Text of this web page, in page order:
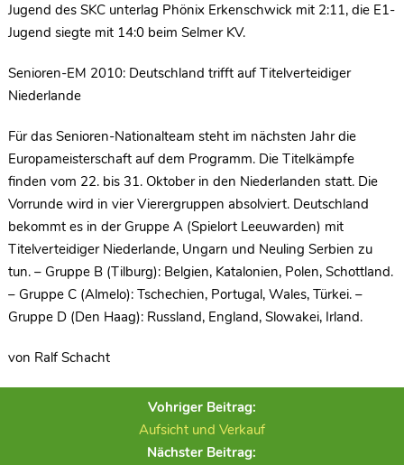
Jugend des SKC unterlag Phönix Erkenschwick mit 2:11, die E1-
Jugend siegte mit 14:0 beim Selmer KV.
Senioren-EM 2010: Deutschland trifft auf Titelverteidiger
Niederlande
Für das Senioren-Nationalteam steht im nächsten Jahr die
Europameisterschaft auf dem Programm. Die Titelkämpfe
finden vom 22. bis 31. Oktober in den Niederlanden statt. Die
Vorrunde wird in vier Vierergruppen absolviert. Deutschland
bekommt es in der Gruppe A (Spielort Leeuwarden) mit
Titelverteidiger Niederlande, Ungarn und Neuling Serbien zu
tun. – Gruppe B (Tilburg): Belgien, Katalonien, Polen, Schottland.
– Gruppe C (Almelo): Tschechien, Portugal, Wales, Türkei. –
Gruppe D (Den Haag): Russland, England, Slowakei, Irland.
von Ralf Schacht
Vohriger Beitrag:
Aufsicht und Verkauf
Nächster Beitrag: